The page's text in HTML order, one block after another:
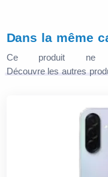
Dans la même
Ce produit ne
Découvre les autres